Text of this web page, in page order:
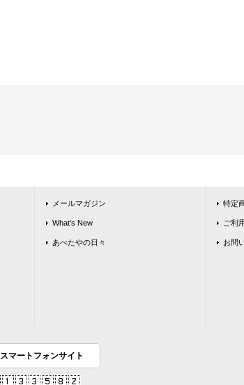
メールマガジン
What's New
あべたやの日々
特定
ご利
お問
スマートフォンサイト